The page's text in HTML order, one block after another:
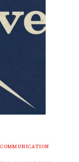
COMMUNICATION